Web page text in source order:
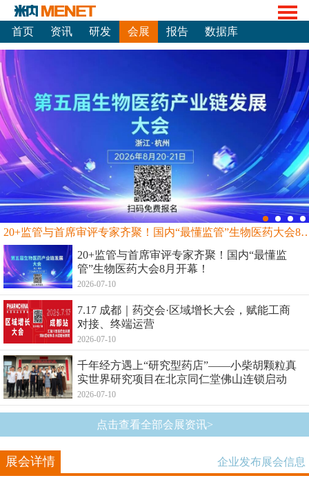
首页 资讯 研发 会展 报告 数据库
20+监管与首席审评专家齐聚！国内“最
20+监管与首席审评专家齐聚！国内“最懂监
管”生物医药大会8月开幕！
2026-07-10
7.17 成都｜药交会·区域增长大会，赋能工商
对接、终端运营
2026-07-10
千年经方遇上“研究型药店”——小柴胡颗粒真
实世界研究项目在北京同仁堂佛山连锁启动
2026-07-10
点击查看全部会展资讯>
展会详情 企业发布展会信息